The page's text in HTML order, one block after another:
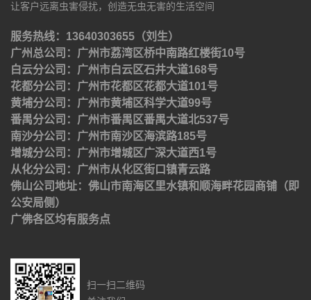
让客户远离虫害侵扰，创造无虫无害的生活空间
服务热线：13640303655（刘生）
广州总公司：广州市荔湾区桥中南路红楼街10号
白云分公司：广州市白云区石井大道168号
花都分公司：广州市花都区花都大道101号
黄埔分公司：广州市黄埔区科学大道99号
番禺分公司：广州市番禺区番禺大道北537号
南沙分公司：广州市南沙区海滨路185号
增城分公司：广州市增城区广深大道西1号
从化分公司：广州市从化区街口镇青云路
佛山公司地址：佛山市南海区里水镇和顺海畔花园商铺（即
公安局侧）
广佛各区均有服务点
扫一扫二维码